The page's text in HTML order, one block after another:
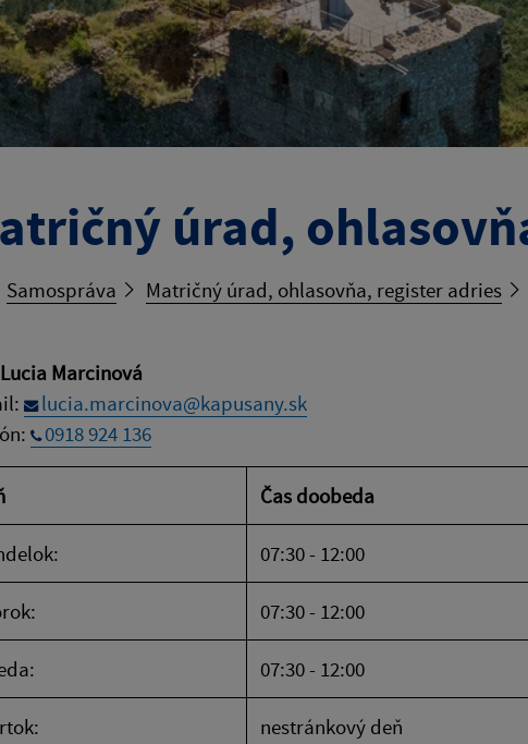
úrad,
Samospráva Matričný úrad, ohlasovňa, register adries
Marcinová
lucia.marcinova@kapusany.sk
0918 924 136
Čas doobeda
07:30 - 12:00
07:30 - 12:00
07:30 - 12:00
nestránkový deň